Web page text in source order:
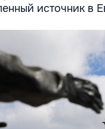
источник в